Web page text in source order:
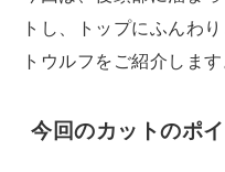
トし、トップにふんわ
トウルフをご紹介します
今回のカットのポ